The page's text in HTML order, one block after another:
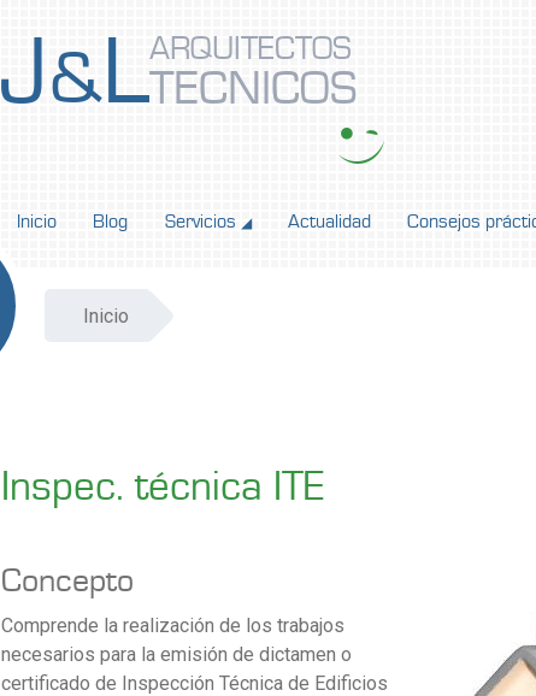
J&LARQUITECTOS
TECNICOS
Inicio Blog Servicios ◢ Actualidad Consejos
Inicio
Inspec. técnica ITE
Concepto
Comprende la realización de los trabajos
necesarios para la emisión de dictamen o
certificado de Inspección Técnica de Edificios